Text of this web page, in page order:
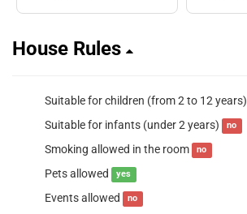
House Rules
Suitable for children (from 2 to 12 years)
Suitable for infants (under 2 years) no
Smoking allowed in the room no
Pets allowed yes
Events allowed no